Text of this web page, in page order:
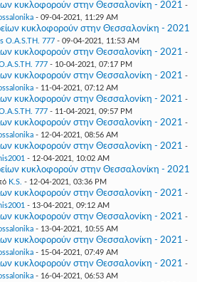
κυκλοφορούν στην Θεσσαλονίκη - 2021 -
- 09-04-2021, 11:29 AM
κυκλοφορούν στην Θεσσαλονίκη - 2021
O.A.S.TH. 777- 09-04-2021, 11:53 AM
κυκλοφορούν στην Θεσσαλονίκη - 2021 -
777- 10-04-2021, 07:17 PM
κυκλοφορούν στην Θεσσαλονίκη - 2021 -
- 11-04-2021, 07:12 AM
κυκλοφορούν στην Θεσσαλονίκη - 2021 -
777- 11-04-2021, 09:57 PM
κυκλοφορούν στην Θεσσαλονίκη - 2021 -
- 12-04-2021, 08:56 AM
κυκλοφορούν στην Θεσσαλονίκη - 2021 -
- 12-04-2021, 10:02 AM
κυκλοφορούν στην Θεσσαλονίκη - 2021
K.S. - 12-04-2021, 03:36 PM
κυκλοφορούν στην Θεσσαλονίκη - 2021 -
- 13-04-2021, 09:12 AM
κυκλοφορούν στην Θεσσαλονίκη - 2021 -
- 13-04-2021, 10:55 AM
κυκλοφορούν στην Θεσσαλονίκη - 2021 -
- 15-04-2021, 07:49 AM
κυκλοφορούν στην Θεσσαλονίκη - 2021 -
- 16-04-2021, 06:53 AM